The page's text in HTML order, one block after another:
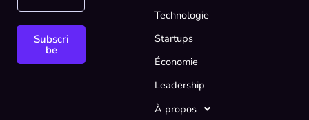
a
i
m
a
Subscri
be
Technologie
Startups
Économie
Leadership
À propos